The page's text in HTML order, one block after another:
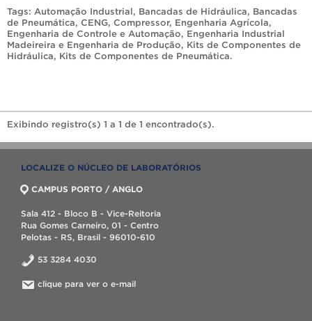
Tags: Automação Industrial, Bancadas de Hidráulica, Bancadas
de Pneumática, CENG, Compressor, Engenharia Agrícola,
Engenharia de Controle e Automação, Engenharia Industrial
Madeireira e Engenharia de Produção, Kits de Componentes de
Hidráulica, Kits de Componentes de Pneumática.
Exibindo registro(s) 1 a 1 de 1 encontrado(s).
LOCALIZE O NÚCLEO DE LABORATÓRIOS
CAMPUS PORTO / ANGLO
Sala 412 - Bloco B - Vice-Reitoria
Rua Gomes Carneiro, 01 - Centro
Pelotas - RS, Brasil - 96010-610
53 3284 4030
clique para ver o e-mail